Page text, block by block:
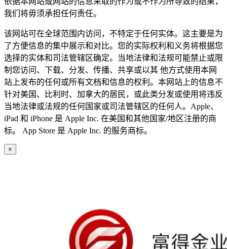
我们将毋须承担任何责任。
该网站可在全球范围内访问，不特定于任何实体。这主要是为
了方便信息的集中展示和对比。您的实际权利和义务将根据您
选择的实体和司法管辖区确定。当地法律和法规可能禁止或限
制您访问、下载、分发、传播、共享或以其 他方式使用本网
站上发布的任何或所有文档和信息的权利。本网站上的信息不
针对美国、比利时、加拿大的居民，或此类分发或使用将违反
当地法律或法规的任何国家或司法管辖区的任何人。Apple、
iPad 和 iPhone 是 Apple Inc. 在美国和其他国家/地区注册的商
标。 App Store 是 Apple Inc. 的服务商标。
×